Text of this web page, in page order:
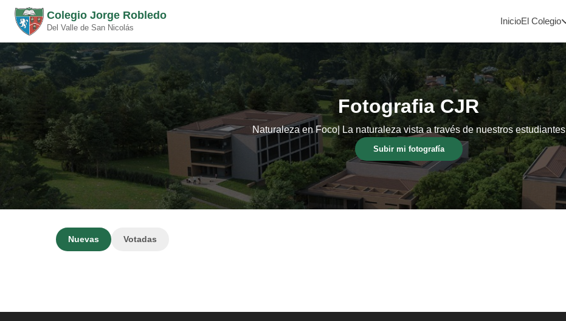
Colegio Jorge Robledo
Del Valle de San Nicolás
InicioEl Colegio
Fotografia CJR
Naturaleza en Foco| La naturaleza vista a través de nuestros estudiantes
Subir mi fotografía
Nuevas Votadas